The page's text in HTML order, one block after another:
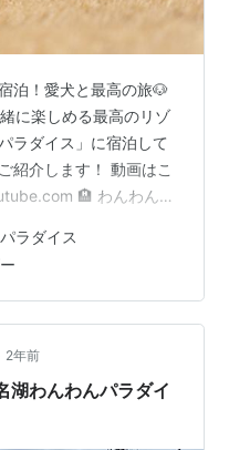
泊！愛犬と最高の旅🐶
に楽しめる最高のリゾ
ラダイス」に宿泊して
紹介します！ 動画はこ
🏨 わんわんパ
のリゾートホテルで
や快適な宿泊施設が整
過ごせるのが魅力✨ 📍
：〒649-2106 和歌山
１公式サイト：https:/…
ラダイス
2年前
湖わんわんパラダイ